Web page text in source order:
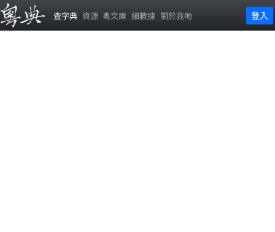
查字典 資源 粵文庫 細數據 關於我哋 登入